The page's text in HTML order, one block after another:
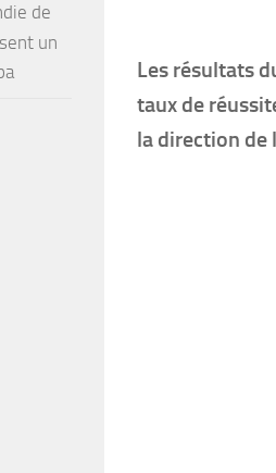
Les résultats
taux de
la direction de
de
un